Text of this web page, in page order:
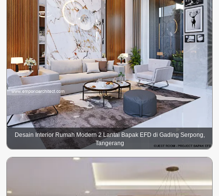
Desain Interior Rumah Modern 2 Lantai Bapak EFD di Gading Serpong,
Tangerang